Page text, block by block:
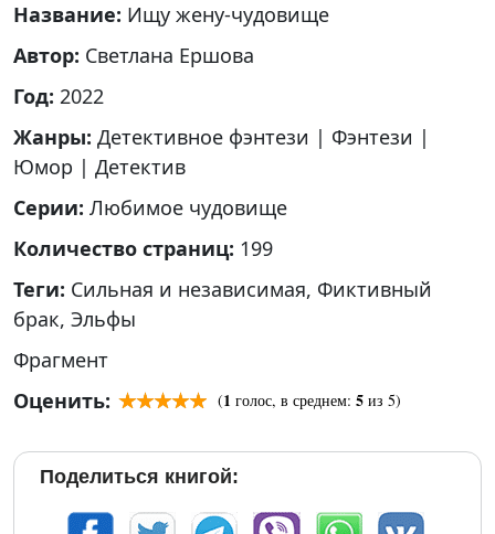
Название: Ищу жену-чудовище
Автор: Светлана Ершова
Год: 2022
Жанры: Детективное фэнтези | Фэнтези |
Юмор | Детектив
Серии: Любимое чудовище
Количество страниц: 199
Теги: Сильная и независимая, Фиктивный
брак, Эльфы
Фрагмент
Оценить:
(1 голос, в среднем: 5 из 5)
Поделиться книгой: